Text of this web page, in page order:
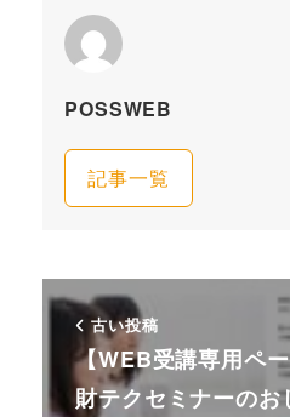
POSSWEB
記事一覧
古い投稿
【WEB受講専用ペ
財テクセミナーのお